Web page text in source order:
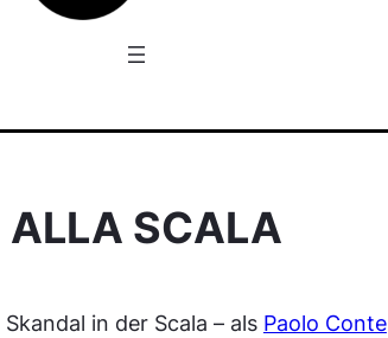
ALLA SCALA
Skandal in der Scala – als Paolo Conte